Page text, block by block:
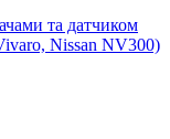
та датчиком
Nissan NV300)